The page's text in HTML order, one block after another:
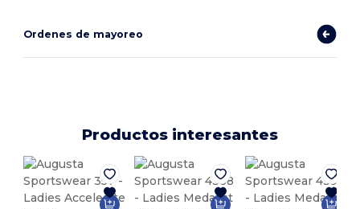
Ordenes de mayoreo
Productos interesantes